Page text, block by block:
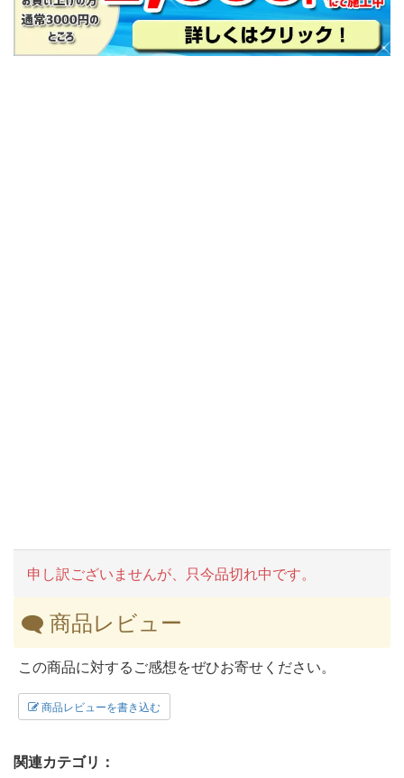
申し訳ございませんが、只今品切れ中です。
商品レビュー
この商品に対するご感想をぜひお寄せください。
商品レビューを書き込む
関連カテゴリ：